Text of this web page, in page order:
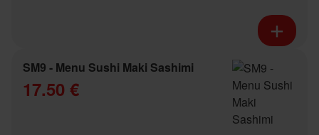
SM9 - Menu Sushi Maki Sashimi
17.50 €